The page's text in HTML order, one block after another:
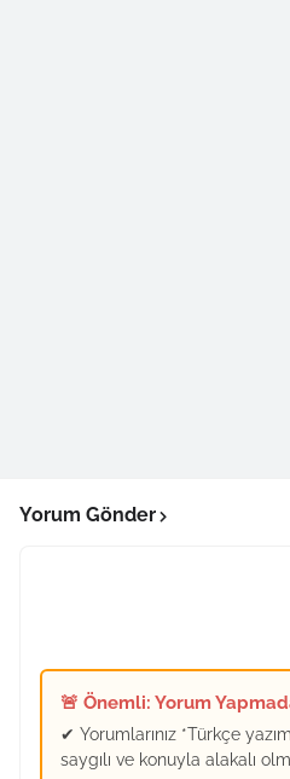
Yorum Gönder
🚨 Önemli: Yorum
✔ Yorumlarınız *Türkçe
saygılı ve konuyla alakalı